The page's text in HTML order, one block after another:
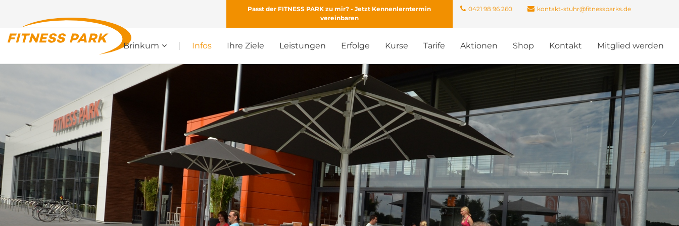
Passt der FITNESS PARK zu mir? - Jetzt Kennenlerntermin
vereinbaren
0421 98 96 260 kontakt-stuhr@fitnessparks.de
Brinkum Infos Ihre Ziele Leistungen Erfolge Kurse Tarife Aktionen Shop Kontakt Mitglied werden